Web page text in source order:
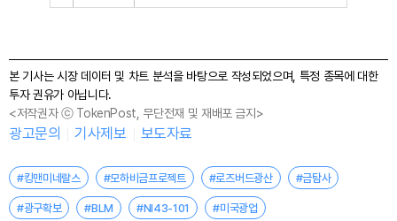
본 기사는 시장 데이터 및 차트 분석을 바탕으로 작성되었으며, 특정 종목에 대한
투자 권유가 아닙니다.
<저작권자 ⓒ TokenPost, 무단전재 및 재배포 금지>
광고문의 기사제보 보도자료
#킹맨미네랄스 #모하비금프로젝트 #로즈버드광산 #금탐사
#광구확보 #BLM #NI43-101 #미국광업